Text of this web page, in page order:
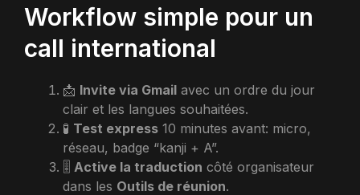
Workflow simple pour un
call international
📩 Invite via Gmail avec un ordre du jour
clair et les langues souhaitées.
🧪 Test express 10 minutes avant: micro,
réseau, badge “kanji + A”.
🎚️ Active la traduction côté organisateur
dans les Outils de réunion.